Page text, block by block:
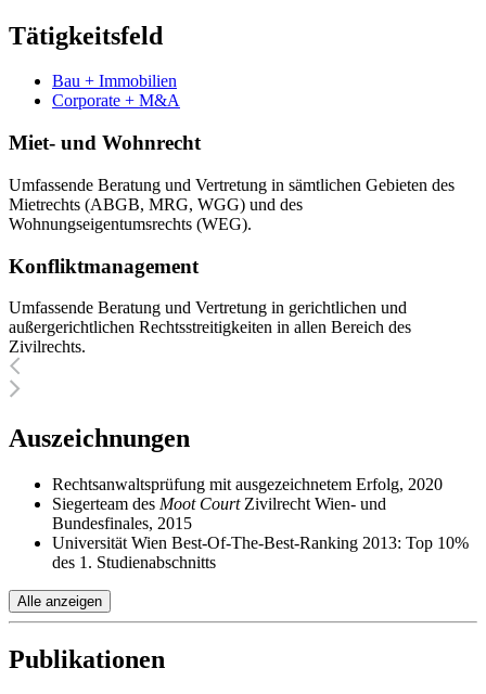
Tätigkeitsfeld
Bau + Immobilien
Corporate + M&A
Miet- und Wohnrecht
Umfassende Beratung und Vertretung in sämtlichen Gebieten des
Mietrechts (ABGB, MRG, WGG) und des
Wohnungseigentumsrechts (WEG).
Konfliktmanagement
Umfassende Beratung und Vertretung in gerichtlichen und
außergerichtlichen Rechtsstreitigkeiten in allen Bereich des
Zivilrechts.
Auszeichnungen
Rechtsanwaltsprüfung mit ausgezeichnetem Erfolg, 2020
Siegerteam des Moot CourtZivilrecht Wien- und
Bundesfinales, 2015
Universität Wien Best-Of-The-Best-Ranking 2013: Top 10%
des 1. Studienabschnitts
Alle anzeigen
Publikationen